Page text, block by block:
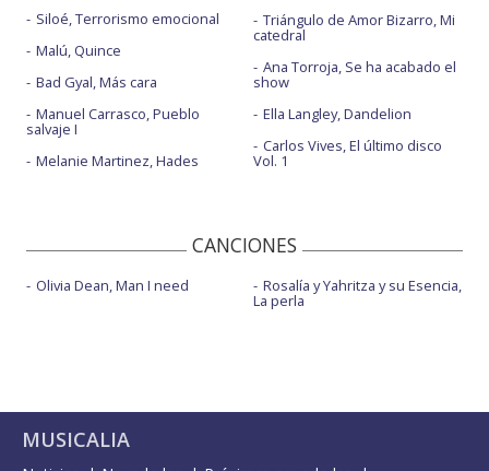
Siloé, Terrorismo emocional
Malú, Quince
Bad Gyal, Más cara
Manuel Carrasco, Pueblo
salvaje I
Melanie Martinez, Hades
Triángulo de Amor Bizarro, Mi
catedral
Ana Torroja, Se ha acabado el
show
Ella Langley, Dandelion
Carlos Vives, El último disco
Vol. 1
CANCIONES
Olivia Dean, Man I need Rosalía y Yahritza y su Esencia,
La perla
MUSICALIA